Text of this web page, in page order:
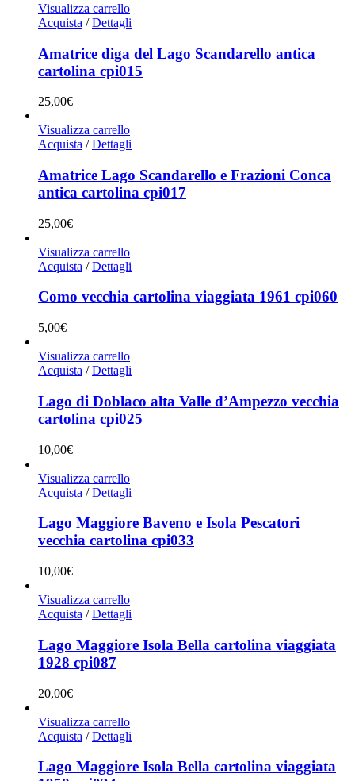
Visualizza carrello
Acquista / Dettagli
Amatrice diga del Lago Scandarello antica
cartolina cpi015
25,00€
Visualizza carrello
Acquista / Dettagli
Amatrice Lago Scandarello e Frazioni Conca
antica cartolina cpi017
25,00€
Visualizza carrello
Acquista / Dettagli
Como vecchia cartolina viaggiata 1961 cpi060
5,00€
Visualizza carrello
Acquista / Dettagli
Lago di Doblaco alta Valle d’Ampezzo vecchia
cartolina cpi025
10,00€
Visualizza carrello
Acquista / Dettagli
Lago Maggiore Baveno e Isola Pescatori
vecchia cartolina cpi033
10,00€
Visualizza carrello
Acquista / Dettagli
Lago Maggiore Isola Bella cartolina viaggiata
1928 cpi087
20,00€
Visualizza carrello
Acquista / Dettagli
Lago Maggiore Isola Bella cartolina viaggiata